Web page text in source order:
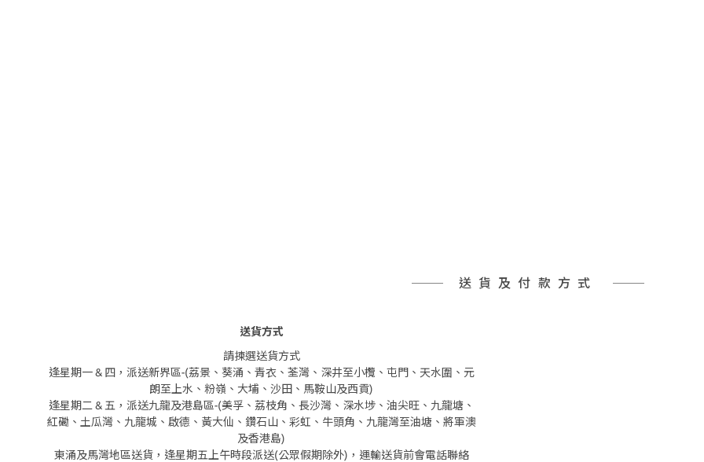
送貨及付款方式
送貨方式
請揀選送貨方式
逢星期一 & 四，派送新界區-(荔景、葵涌、青衣、荃灣、深井至小欖、屯門、天水圍、元
朗至上水、粉嶺、大埔、沙田、馬鞍山及西貢)
逢星期二 & 五，派送九龍及港島區-(美孚、荔枝角、長沙灣、深水埗、油尖旺、九龍塘、
紅磡、土瓜灣、九龍城、啟德、黃大仙、鑽石山、彩虹、牛頭角、九龍灣至油塘、將軍澳
及香港島)
東涌及馬灣地區送貨，逢星期五上午時段派送(公眾假期除外)，運輸送貨前會電話聯絡